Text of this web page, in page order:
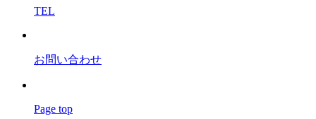
TEL
お問い合わせ
Page top